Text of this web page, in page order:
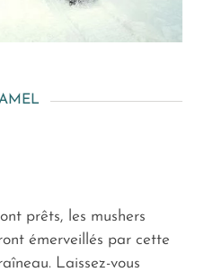
prêts, les mushers
émerveillés par cette
Laissez-vous